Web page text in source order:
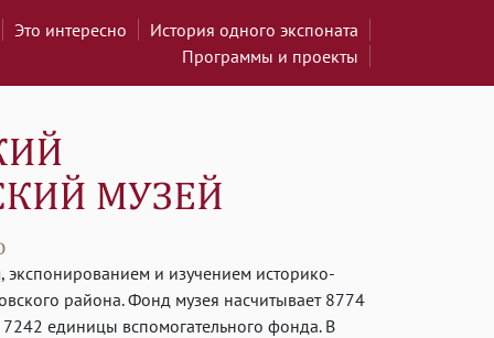
Это интересно
История одного экспоната
Программы и проекты
экспонированием и изучением историко-
района. Фонд музея насчитывает 8774
единицы вспомогательного фонда. В